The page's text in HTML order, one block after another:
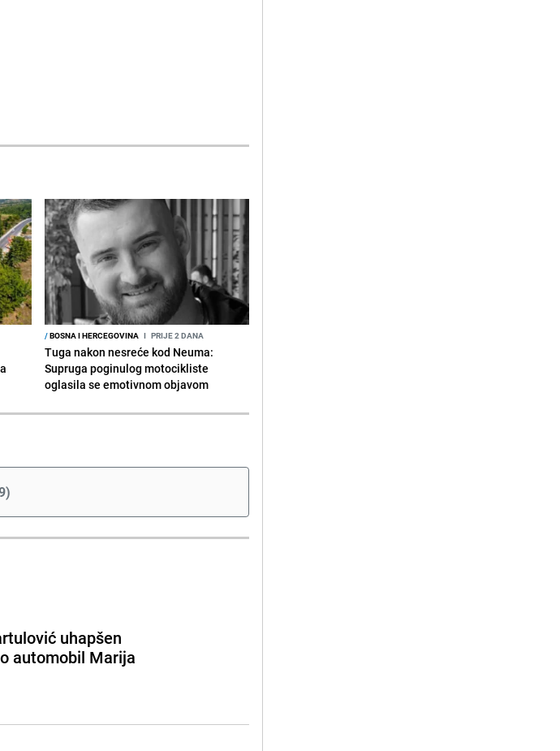
/BOSNA I HERCEGOVINA I PRIJE 2 DANA
Tuga nakon nesreće kod Neuma:
Supruga poginulog motocikliste
oglasila se emotivnom objavom
)
uhapšen
automobil Marija